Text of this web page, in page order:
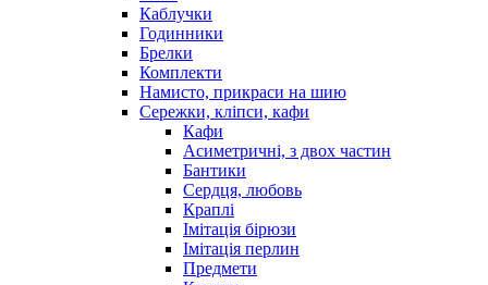
Каблучки
Годинники
Брелки
Комплекти
Намисто, прикраси на шию
Сережки, кліпси, кафи
Кафи
Асиметричні, з двох частин
Бантики
Сердця, любовь
Краплі
Імітація бірюзи
Імітація перлин
Предмети